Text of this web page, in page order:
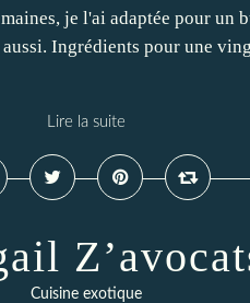
je l'ai adaptée pour un
Ingrédients pour une
Lire la suite
Cuisine exotique